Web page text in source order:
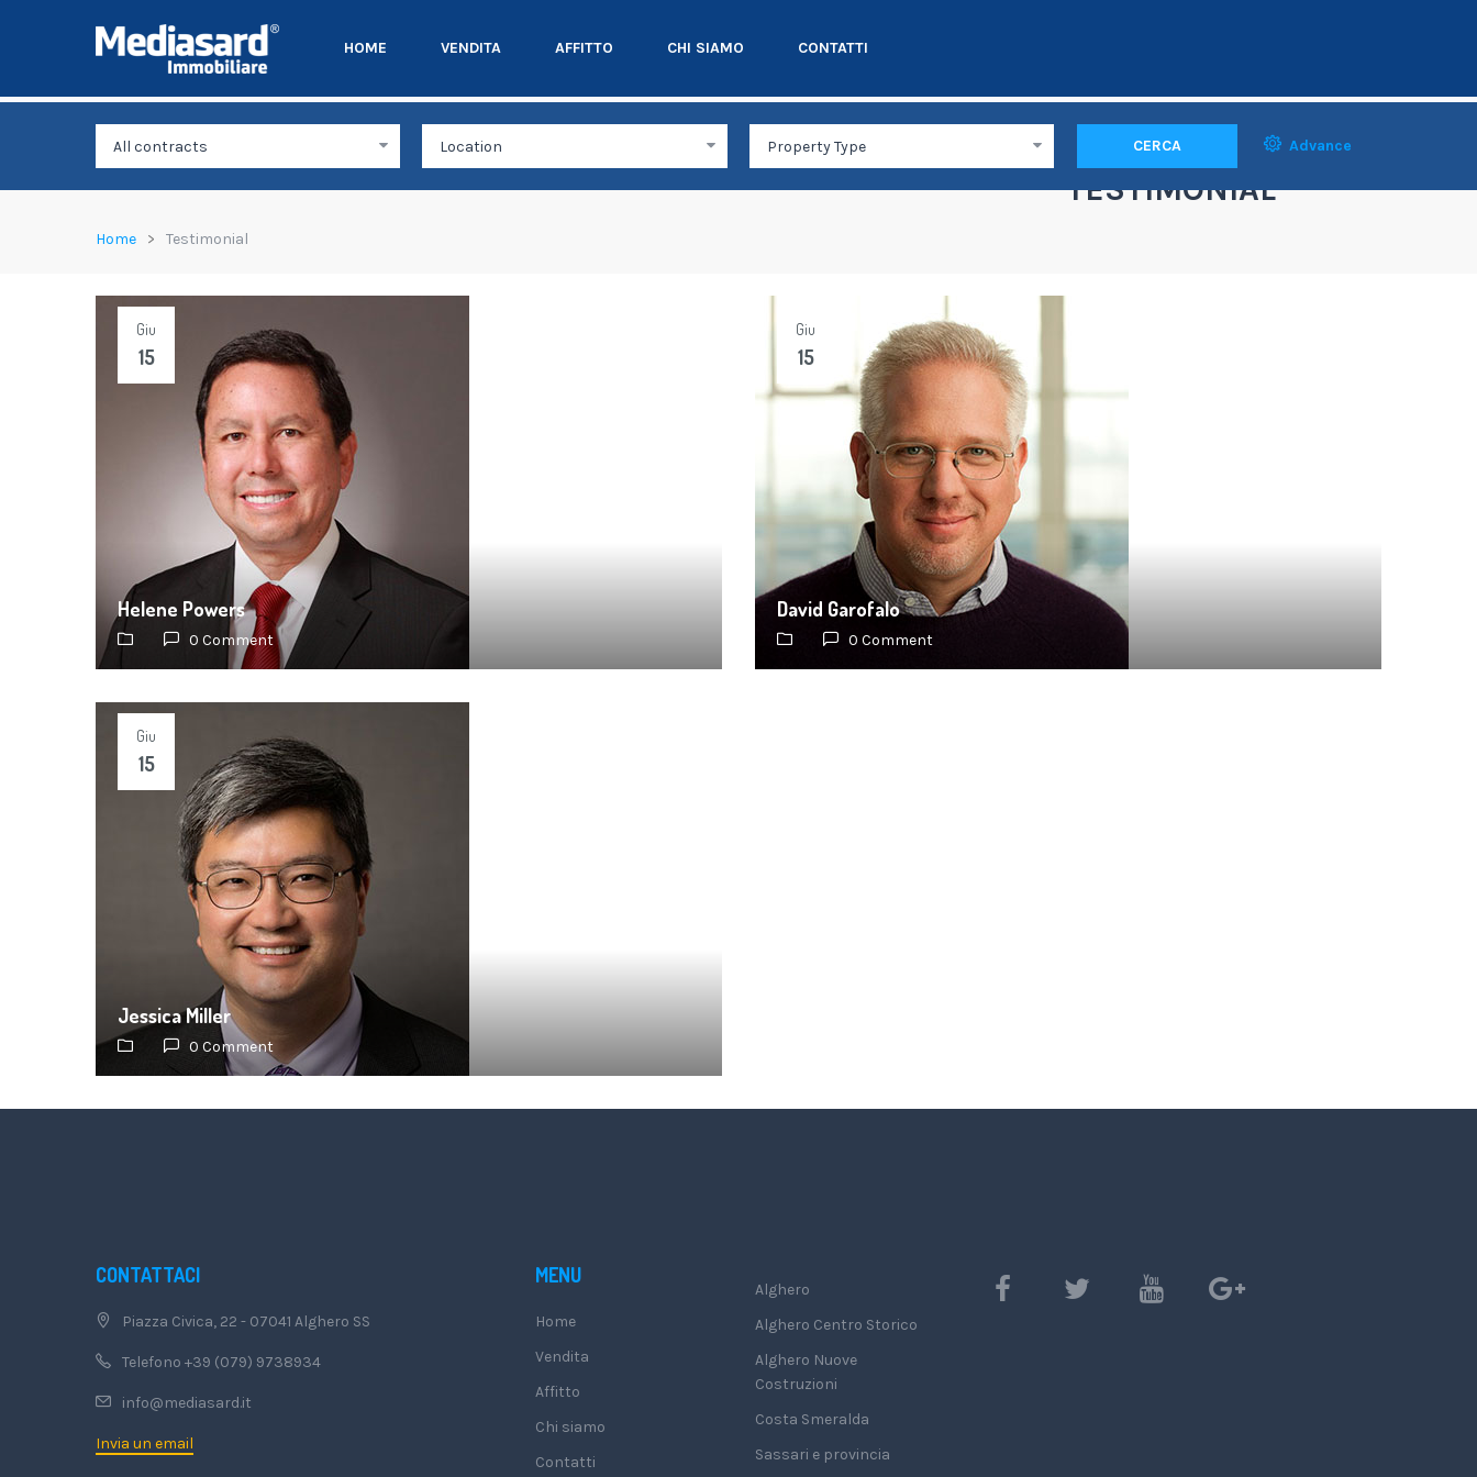
HOME VENDITA AFFITTO CHI SIAMO CONTATTI
CERCA Advance
TESTIMONIAL
Home Testimonial
Giu
15
Helene Powers
0 Comment
Giu
15
David Garofalo
0 Comment
Giu
15
Jessica Miller
0 Comment
CONTATTACI
Piazza Civica, 22 - 07041 Alghero SS
Telefono +39 (079) 9738934
info@mediasard.it
Invia un email
MENU
Home
Vendita
Affitto
Chi siamo
Contatti
Alghero
Alghero Centro Storico
Alghero Nuove
Costruzioni
Costa Smeralda
Sassari e provincia